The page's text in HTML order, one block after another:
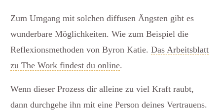
Zum Umgang mit solchen diffusen Ängsten gibt es
wunderbare Möglichkeiten. Wie zum Beispiel die
Reflexionsmethoden von Byron Katie. Das Arbeitsblatt
zu The Work findest du online.
Wenn dieser Prozess dir alleine zu viel Kraft raubt,
dann durchgehe ihn mit eine Person deines Vertrauens.